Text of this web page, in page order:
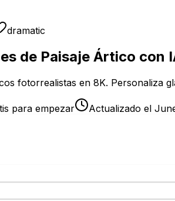
dramatic
de Paisaje Ártico con
fotorrealistas en 8K. Personaliza
para empezar Actualizado el